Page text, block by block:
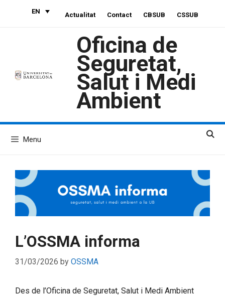
EN Actualitat Contact CBSUB CSSUB
Oficina de
Seguretat,
Salut i Medi
Ambient
Menu
L’OSSMA informa
31/03/2026 by OSSMA
Des de l’Oficina de Seguretat, Salut i Medi Ambient